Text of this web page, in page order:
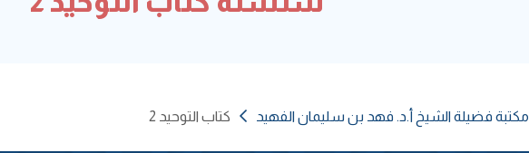
مكتبة فضيلة الشيخ أ.د. فهد بن سليمان الفهيد كتاب التوحيد 2